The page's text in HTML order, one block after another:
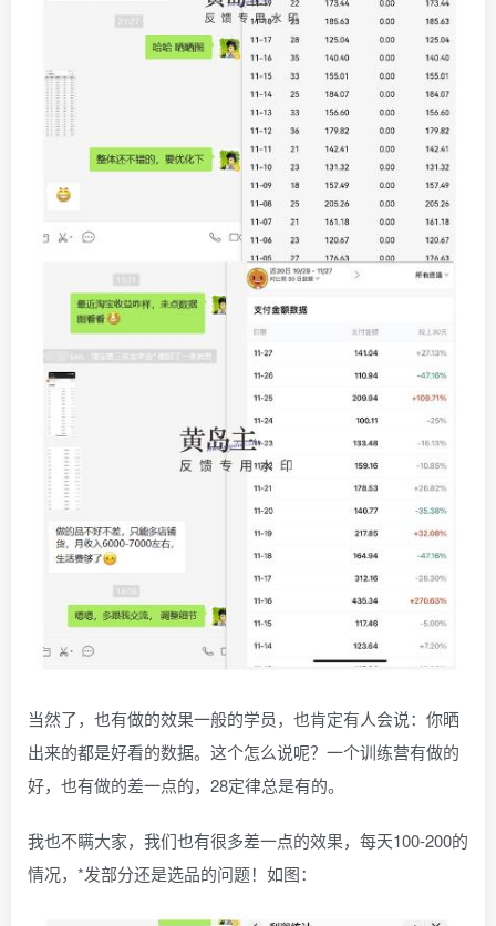
当然了，也有做的效果一般的学员，也肯定有人会说：你晒
出来的都是好看的数据。这个怎么说呢？一个训练营有做的
好，也有做的差一点的，28定律总是有的。
我也不瞒大家，我们也有很多差一点的效果，每天100-200的
情况，*发部分还是选品的问题！如图：